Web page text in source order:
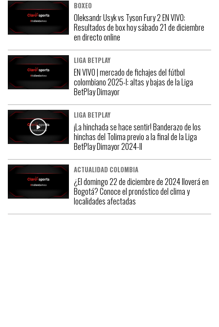
BOXEO
Oleksandr Usyk vs Tyson Fury 2 EN VIVO:
Resultados de box hoy sábado 21 de diciembre
en directo online
LIGA BETPLAY
EN VIVO | mercado de fichajes del fútbol
colombiano 2025-I: altas y bajas de la Liga
BetPlay Dimayor
LIGA BETPLAY
¡La hinchada se hace sentir! Banderazo de los
hinchas del Tolima previo a la final de la Liga
BetPlay Dimayor 2024-II
ACTUALIDAD COLOMBIA
¿El domingo 22 de diciembre de 2024 lloverá en
Bogotá? Conoce el pronóstico del clima y
localidades afectadas